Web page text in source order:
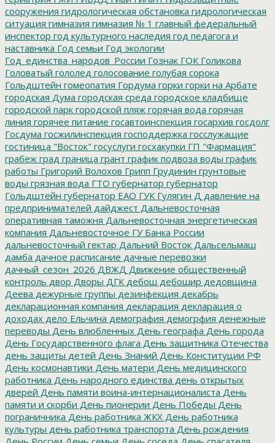
сооружения гидрологическая обстановка гидрологическая
ситуация гимназия гимназия № 1 главный федеральный
инспектор год культурного наследия год педагога и
наставника Год семьи Год экологии
Год_единства_народов_России Гознак ГОК Голикова
Головатый гололед голосование голубая сорока
Гольдштейн гомеопатия Гордума горки горки на Арбате
городская Дума городская среда городское кладбище
городской парк городской пляж горячая вода горячая
линия горячее питание госавтоинспекция госархив госдолг
Госдума госжилинспекция господдержка госслужащие
гостиница "Восток" госуслуги госхакупки ГП "Фармация"
грабеж град граница грант график подвоза воды график
работы Григорий Волохов Грипп Грудинин грунтовые
воды грязная вода ГТО губернатор губернатор
Гольдштейн губернатор ЕАО ГУК Гулягин Д давление на
предпринимателей дайджест Дальневосточная
оперативная таможня Дальневосточная энергетическая
компания Дальневосточное ГУ Банка России
дальневосточный гектар Дальний Восток Дальсельмаш
дамба дачное расписание дачные перевозки
дачный_сезон_2026 ДВЖД Движение общественный
контроль двор Дворы ДГК дебош дебошир дедовщина
Деева дежурные группы дезинфекция декабрь
декларационная компания декларация декларация о
доходах дело Ельчина демография демогрфия денежные
переводы День влюбленных День географа День города
День Государственного флага День защитника Отечества
день защиты детей День Знаний День Конституции РФ
День космонавтики День матери День медицинского
работника День народного единства день открытых
дверей День памяти воина-интернационалиста День
памяти и скорби День пионерии День Победы День
пограничника День работника ЖКХ День работника
культуры день работника транспорта День рождения